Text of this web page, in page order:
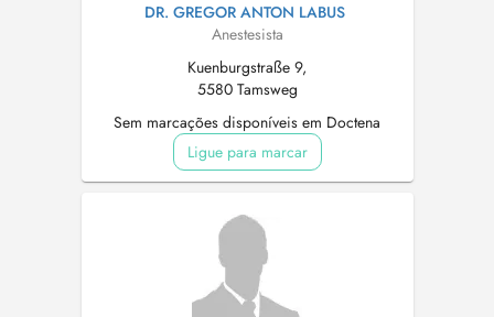
DR. GREGOR ANTON LABUS
Anestesista
Kuenburgstraße 9,
5580 Tamsweg
Sem marcações disponíveis em Doctena
Ligue para marcar